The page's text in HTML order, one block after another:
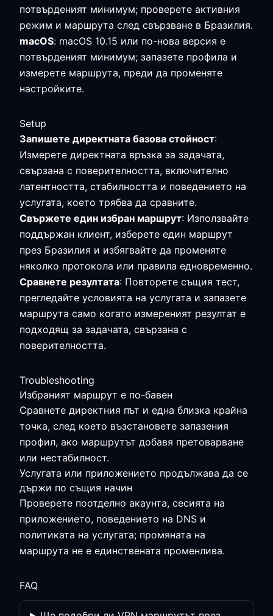
потвърденият минимум; проверете активния
режим и маршрута след свързване в Бразилия.
macOS: macOS 10.15 или по-нова версия е
потвърденият минимум; запазете профила и
измерете маршрута, преди да променяте
настройките.
Setup
Запишете директната базова стойност:
Измерете директната връзка за задачата,
свързана с поверителността, включително
латентността, стабилността и поведението на
услугата, което трябва да сравните.
Свържете един избран маршрут: Използвайте
поддържан клиент, изберете един маршрут
през Бразилия и избягвайте да променяте
няколко протокола или правила едновременно.
Сравнете резултата: Повторете същия тест,
прегледайте условията на услугата и запазете
маршрута само когато измереният резултат е
подходящ за задачата, свързана с
поверителността.
Troubleshooting
Избраният маршрут е по-бавен
Сравнете директния път и една близка крайна
точка, след което възстановете запазения
профил, ако маршрутът добавя претоварване
или нестабилност.
Услугата или приложението продължава да се
държи по същия начин
Проверете поотделно акаунта, сесията на
приложението, поведението на DNS и
политиката на услугата; промяната на
маршрута не е единствената променлива.
FAQ